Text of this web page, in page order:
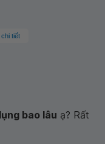
tiết
bao lâu ạ? Rất